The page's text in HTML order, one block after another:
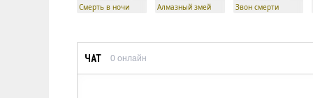
Смерть в ночи Алмазный змей Звон смерти
ЧАТ 0 онлайн